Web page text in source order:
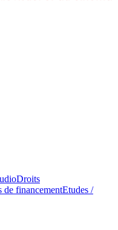
Droits
de financementEtudes /